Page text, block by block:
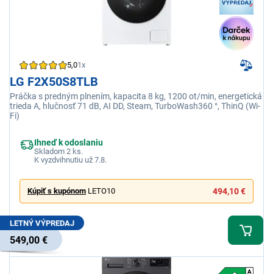
5,01x
LG F2X50S8TLB
Práčka s predným plnením, kapacita 8 kg, 1200 ot/min, energetická
trieda A, hlučnosť 71 dB, AI DD, Steam, TurboWash360 °, ThinQ (Wi-
Fi)
Ihneď k odoslaniu
Skladom 2 ks.
K vyzdvihnutiu už 7.8.
Kúpiť s kupónom LETO10 494,10 €
LETNÝ VÝPREDAJ
549,00 €